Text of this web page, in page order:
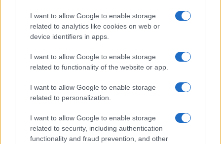
I want to allow Google to enable storage
related to analytics like cookies on web or
device identifiers in apps.
I want to allow Google to enable storage
related to functionality of the website or app.
I want to allow Google to enable storage
related to personalization.
I want to allow Google to enable storage
related to security, including authentication
functionality and fraud prevention, and other